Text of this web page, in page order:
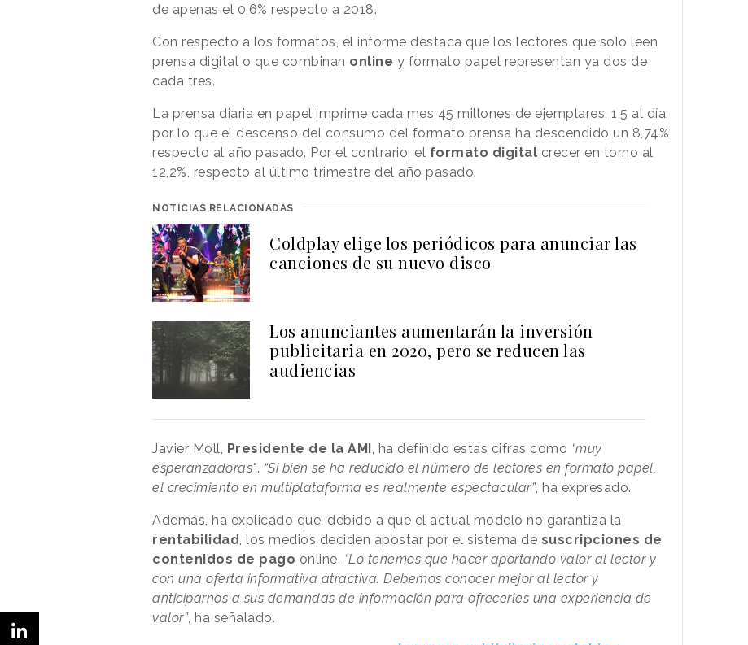
de apenas el 0,6% respecto a 2018.
Con respecto a los formatos, el informe destaca que los lectores que solo leen
prensa digital o que combinan online y formato papel representan ya dos de
cada tres.
La prensa diaria en papel imprime cada mes 45 millones de ejemplares, 1,5 al día,
por lo que el descenso del consumo del formato prensa ha descendido un 8,74%
respecto al año pasado. Por el contrario, el formato digital crecer en torno al
12,2%, respecto al último trimestre del año pasado.
NOTICIAS RELACIONADAS
Coldplay elige los periódicos para anunciar las
canciones de su nuevo disco
Los anunciantes aumentarán la inversión
publicitaria en 2020, pero se reducen las
audiencias
Javier Moll, Presidente de la AMI , ha definido estas cifras como “muy
esperanzadoras". “Si bien se ha reducido el número de lectores en formato papel,
el crecimiento en multiplataforma es realmente espectacular”, ha expresado.
Además, ha explicado que, debido a que el actual modelo no garantiza la
rentabilidad , los medios deciden apostar por el sistema de suscripciones de
contenidos de pago online. “Lo tenemos que hacer aportando valor al lector y
con una oferta informativa atractiva. Debemos conocer mejor al lector y
anticiparnos a sus demandas de información para ofrecerles una experiencia de
valor”, ha señalado.